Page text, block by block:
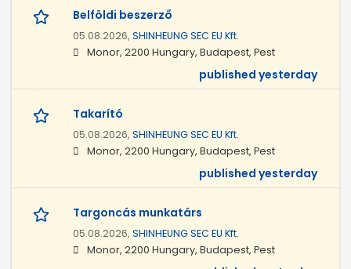
Belföldi beszerző
05.08.2026, SHINHEUNG SEC EU Kft.
Monor, 2200 Hungary, Budapest, Pest
published yesterday
Takarító
05.08.2026, SHINHEUNG SEC EU Kft.
Monor, 2200 Hungary, Budapest, Pest
published yesterday
Targoncás munkatárs
05.08.2026, SHINHEUNG SEC EU Kft.
Monor, 2200 Hungary, Budapest, Pest